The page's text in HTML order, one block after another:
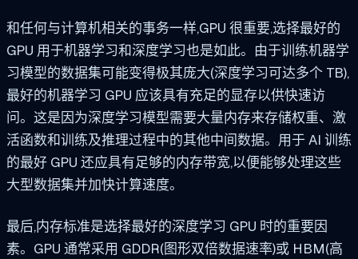
和任何与计算机相关的事务一样,GPU 很重要,选择最好的
GPU 用于机器学习和深度学习也是如此。由于训练机器学
习模型的数据集可能变得极其庞大(深度学习可达多个 TB),
最好的机器学习 GPU 应该具有充足的显存以供快速访
问。这是因为深度学习模型需要大量内存来存储权重、激
活函数和训练及推理过程中的其他中间数据。用于 AI 训练
的最好 GPU 还应具有足够的内存带宽,以便能够处理这些
大型数据集并加快计算速度。
最后,内存标准是选择最好的深度学习 GPU 时的重要因
素。GPU 通常采用 GDDR(图形双倍数据速率)或 HBM(高